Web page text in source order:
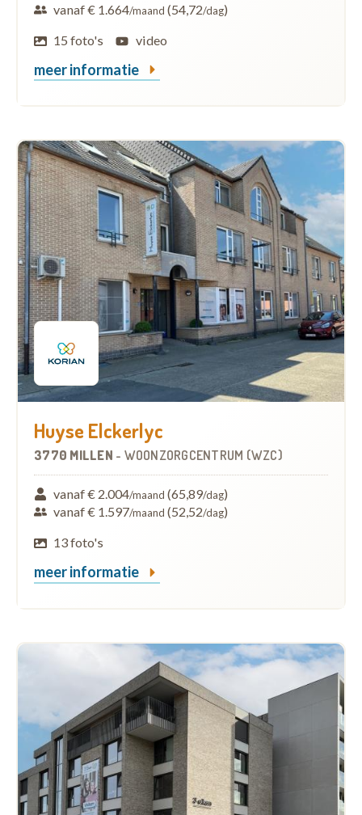
vanaf € 1.664/maand (54,72/dag)
15 foto's
video
meer informatie
Huyse Elckerlyc
3770 MILLEN - WOONZORGCENTRUM (WZC)
vanaf € 2.004/maand (65,89/dag)
vanaf € 1.597/maand (52,52/dag)
13 foto's
meer informatie